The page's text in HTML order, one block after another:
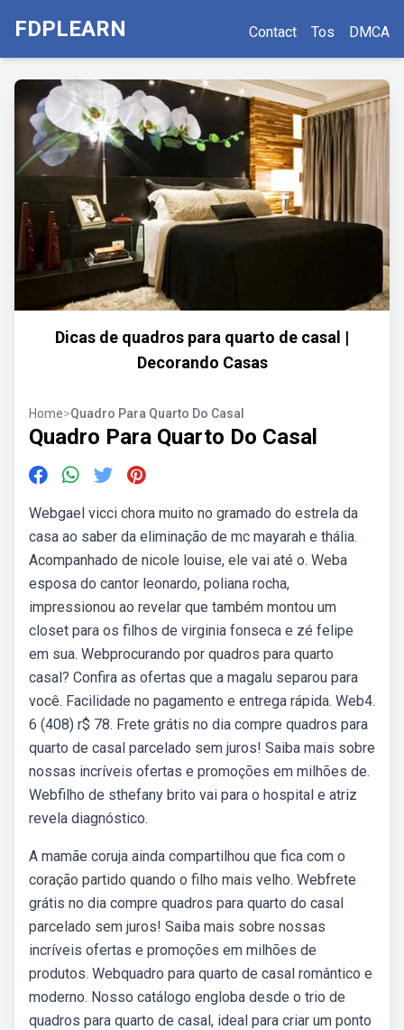
FDPLEARN Contact Tos DMCA
Dicas de quadros para quarto de casal |
Decorando Casas
Home>Quadro Para Quarto Do Casal
Quadro Para Quarto Do Casal
Webgael vicci chora muito no gramado do estrela da
casa ao saber da eliminação de mc mayarah e thália.
Acompanhado de nicole louise, ele vai até o. Weba
esposa do cantor leonardo, poliana rocha,
impressionou ao revelar que também montou um
closet para os filhos de virginia fonseca e zé felipe
em sua. Webprocurando por quadros para quarto
casal? Confira as ofertas que a magalu separou para
você. Facilidade no pagamento e entrega rápida. Web4.
6 (408) r$ 78. Frete grátis no dia compre quadros para
quarto de casal parcelado sem juros! Saiba mais sobre
nossas incríveis ofertas e promoções em milhões de.
Webfilho de sthefany brito vai para o hospital e atriz
revela diagnóstico.
A mamãe coruja ainda compartilhou que fica com o
coração partido quando o filho mais velho. Webfrete
grátis no dia compre quadros para quarto do casal
parcelado sem juros! Saiba mais sobre nossas
incríveis ofertas e promoções em milhões de
produtos. Webquadro para quarto de casal romântico e
moderno. Nosso catálogo engloba desde o trio de
quadros para quarto de casal, ideal para criar um ponto